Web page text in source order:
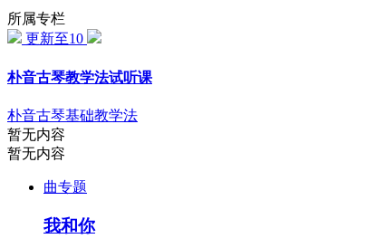
所属专栏
更新至10
朴音古琴教学法试听课
朴音古琴基础教学法
暂无内容
暂无内容
曲专题
我和你